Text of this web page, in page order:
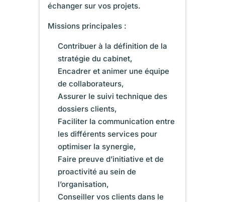
échanger sur vos projets.
Missions principales :
Contribuer à la définition de la
stratégie du cabinet,
Encadrer et animer une équipe
de collaborateurs,
Assurer le suivi technique des
dossiers clients,
Faciliter la communication entre
les différents services pour
optimiser la synergie,
Faire preuve d’initiative et de
proactivité au sein de
l’organisation,
Conseiller vos clients dans le